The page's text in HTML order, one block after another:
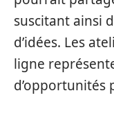
suscitant ainsi
d’idées. Les
ligne
d’opportunités